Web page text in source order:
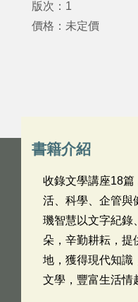
版次：1
價格：未定價
書籍介紹
收錄文學講座18
活、科學、企管與
璣智慧以文字紀錄
朵，辛勤耕耘，提
地，獲得現代知識
文學，豐富生活情